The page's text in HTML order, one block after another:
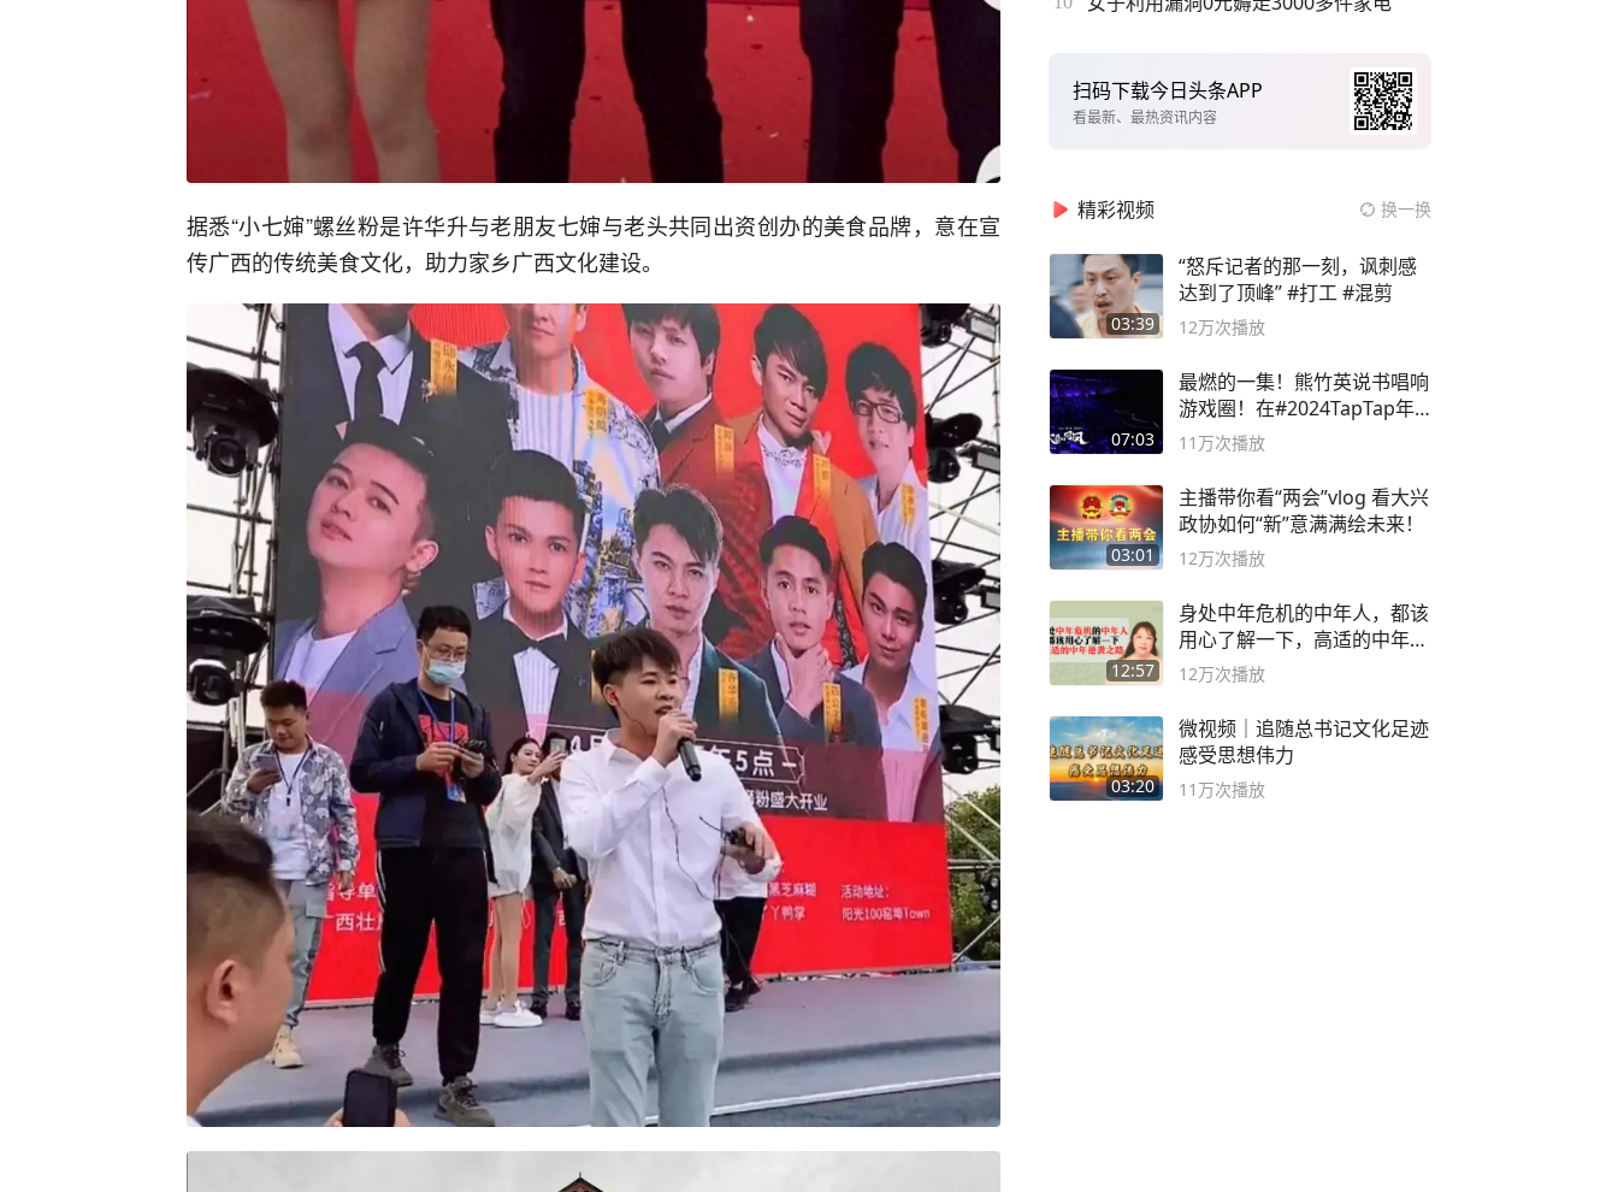
据悉“小七婶”螺丝粉是许华升与老朋友七婶与老头共同出资创办的美食品牌，意在宣
传广西的传统美食文化，助力家乡广西文化建设。
扫码下载今日头条APP
看最新、最热资讯内容
精彩视频 换一换
03:39
“怒斥记者的那一刻，讽刺感
达到了顶峰” #打工 #混剪
12万次播放
07:03
最燃的一集！熊竹英说书唱响
游戏圈！在#2024TapTap年
度游戏大赏
11万次播放
03:01
主播带你看“两会”vlog 看大兴
政协如何“新”意满满绘未来！
12万次播放
12:57
身处中年危机的中年人，都该
用心了解一下，高适的中年逆
袭之路
12万次播放
03:20
微视频｜追随总书记文化足迹
感受思想伟力
11万次播放